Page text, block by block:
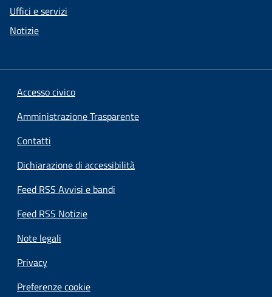
Uffici e servizi
Notizie
Accesso civico
Amministrazione Trasparente
Contatti
Dichiarazione di accessibilità
Feed RSS Avvisi e bandi
Feed RSS Notizie
Note legali
Privacy
Preferenze cookie